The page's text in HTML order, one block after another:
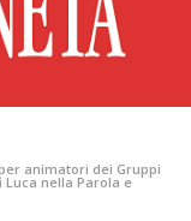
animatori dei Gruppi
Luca nella Parola e